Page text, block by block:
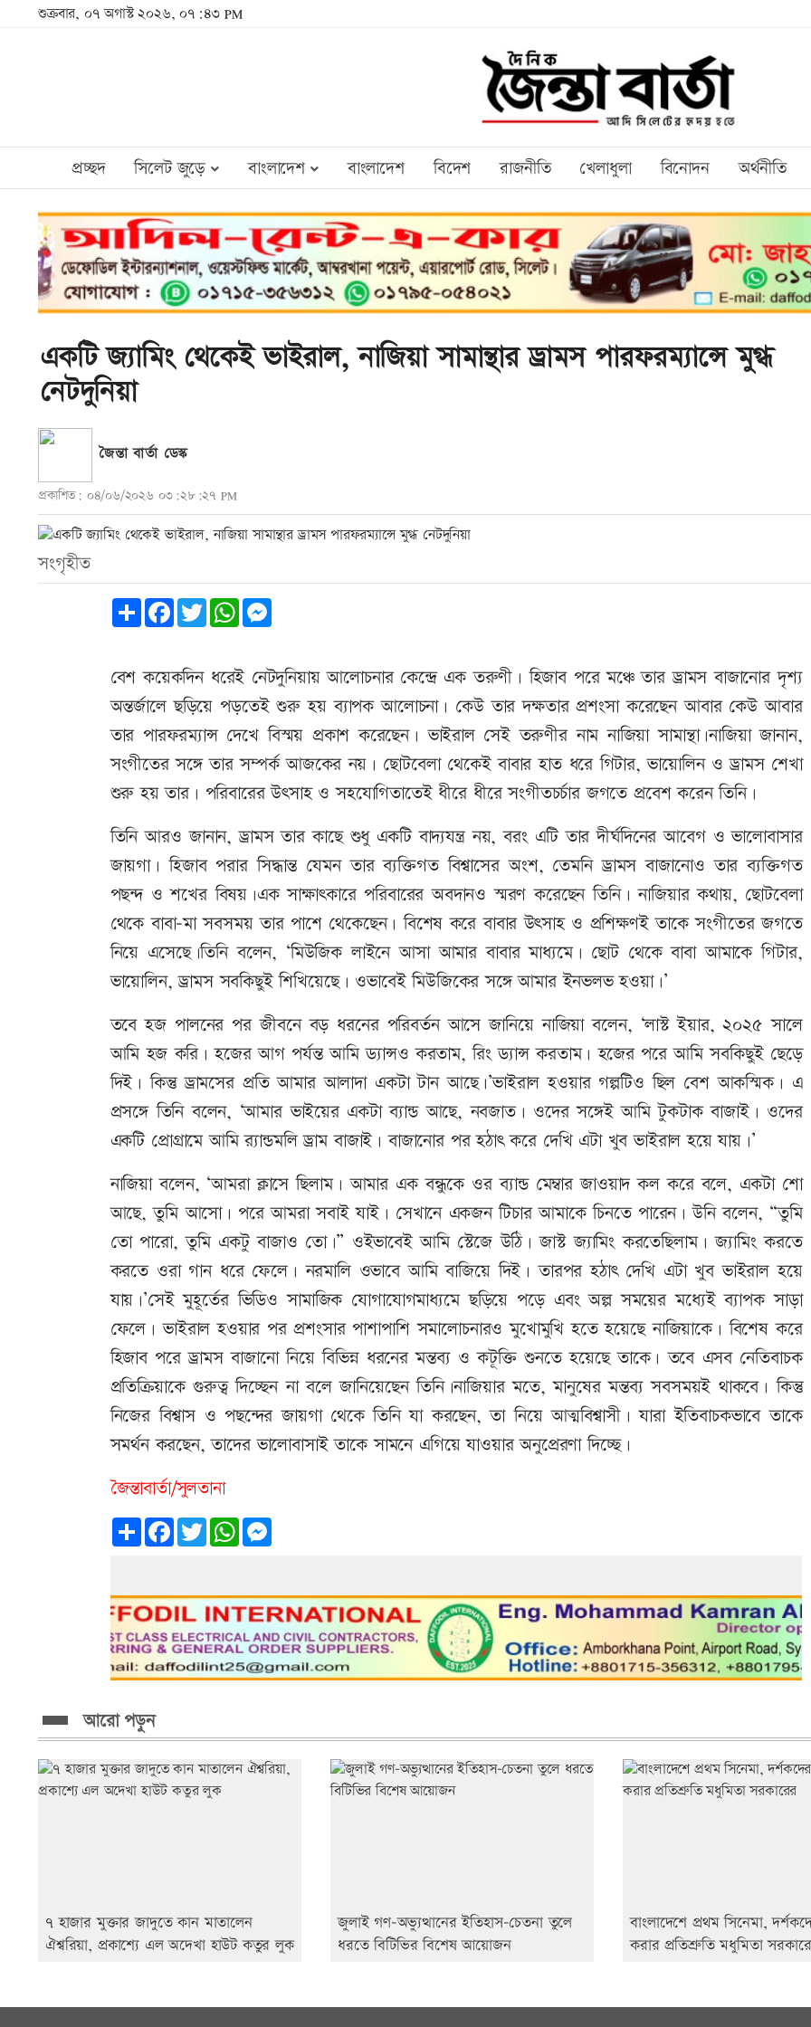
শুক্রবার, ০৭ অগাস্ট ২০২৬, ০৭:৪৩ PM
প্রচ্ছদ সিলেট জুড়ে বাংলাদেশ বাংলাদেশ বিদেশ রাজনীতি খেলাধুলা বিনোদন অর্থনীতি
একটি জ্যামিং থেকেই ভাইরাল, নাজিয়া সামান্থার ড্রামস পারফরম্যান্সে মুগ্ধ
নেটদুনিয়া
জৈন্তা বার্তা ডেস্ক
প্রকাশিত: ০৪/০৬/২০২৬ ০৩:২৮:২৭ PM
সংগৃহীত
Share FacebookTwitterWhatsAppMessenger
বেশ কয়েকদিন ধরেই নেটদুনিয়ায় আলোচনার কেন্দ্রে এক তরুণী। হিজাব পরে মঞ্চে তার ড্রামস বাজানোর দৃশ্য
অন্তর্জালে ছড়িয়ে পড়তেই শুরু হয় ব্যাপক আলোচনা। কেউ তার দক্ষতার প্রশংসা করেছেন আবার কেউ আবার
তার পারফরম্যান্স দেখে বিস্ময় প্রকাশ করেছেন। ভাইরাল সেই তরুণীর নাম নাজিয়া সামান্থা।নাজিয়া জানান,
সংগীতের সঙ্গে তার সম্পর্ক আজকের নয়। ছোটবেলা থেকেই বাবার হাত ধরে গিটার, ভায়োলিন ও ড্রামস শেখা
শুরু হয় তার। পরিবারের উৎসাহ ও সহযোগিতাতেই ধীরে ধীরে সংগীতচর্চার জগতে প্রবেশ করেন তিনি।
তিনি আরও জানান, ড্রামস তার কাছে শুধু একটি বাদ্যযন্ত্র নয়, বরং এটি তার দীর্ঘদিনের আবেগ ও ভালোবাসার
জায়গা। হিজাব পরার সিদ্ধান্ত যেমন তার ব্যক্তিগত বিশ্বাসের অংশ, তেমনি ড্রামস বাজানোও তার ব্যক্তিগত
পছন্দ ও শখের বিষয়।এক সাক্ষাৎকারে পরিবারের অবদানও স্মরণ করেছেন তিনি। নাজিয়ার কথায়, ছোটবেলা
থেকে বাবা-মা সবসময় তার পাশে থেকেছেন। বিশেষ করে বাবার উৎসাহ ও প্রশিক্ষণই তাকে সংগীতের জগতে
নিয়ে এসেছে।তিনি বলেন, ‘মিউজিক লাইনে আসা আমার বাবার মাধ্যমে। ছোট থেকে বাবা আমাকে গিটার,
ভায়োলিন, ড্রামস সবকিছুই শিখিয়েছে। ওভাবেই মিউজিকের সঙ্গে আমার ইনভলভ হওয়া।’
তবে হজ পালনের পর জীবনে বড় ধরনের পরিবর্তন আসে জানিয়ে নাজিয়া বলেন, ‘লাস্ট ইয়ার, ২০২৫ সালে
আমি হজ করি। হজের আগ পর্যন্ত আমি ড্যান্সও করতাম, রিং ড্যান্স করতাম। হজের পরে আমি সবকিছুই ছেড়ে
দিই। কিন্তু ড্রামসের প্রতি আমার আলাদা একটা টান আছে।’ভাইরাল হওয়ার গল্পটিও ছিল বেশ আকস্মিক। এ
প্রসঙ্গে তিনি বলেন, ‘আমার ভাইয়ের একটা ব্যান্ড আছে, নবজাত। ওদের সঙ্গেই আমি টুকটাক বাজাই। ওদের
একটি প্রোগ্রামে আমি র‌্যান্ডমলি ড্রাম বাজাই। বাজানোর পর হঠাৎ করে দেখি এটা খুব ভাইরাল হয়ে যায়।’
নাজিয়া বলেন, ‘আমরা ক্লাসে ছিলাম। আমার এক বন্ধুকে ওর ব্যান্ড মেম্বার জাওয়াদ কল করে বলে, একটা শো
আছে, তুমি আসো। পরে আমরা সবাই যাই। সেখানে একজন টিচার আমাকে চিনতে পারেন। উনি বলেন, “তুমি
তো পারো, তুমি একটু বাজাও তো।” ওইভাবেই আমি স্টেজে উঠি। জাস্ট জ্যামিং করতেছিলাম। জ্যামিং করতে
করতে ওরা গান ধরে ফেলে। নরমালি ওভাবে আমি বাজিয়ে দিই। তারপর হঠাৎ দেখি এটা খুব ভাইরাল হয়ে
যায়।’সেই মুহূর্তের ভিডিও সামাজিক যোগাযোগমাধ্যমে ছড়িয়ে পড়ে এবং অল্প সময়ের মধ্যেই ব্যাপক সাড়া
ফেলে। ভাইরাল হওয়ার পর প্রশংসার পাশাপাশি সমালোচনারও মুখোমুখি হতে হয়েছে নাজিয়াকে। বিশেষ করে
হিজাব পরে ড্রামস বাজানো নিয়ে বিভিন্ন ধরনের মন্তব্য ও কটূক্তি শুনতে হয়েছে তাকে। তবে এসব নেতিবাচক
প্রতিক্রিয়াকে গুরুত্ব দিচ্ছেন না বলে জানিয়েছেন তিনি।নাজিয়ার মতে, মানুষের মন্তব্য সবসময়ই থাকবে। কিন্তু
নিজের বিশ্বাস ও পছন্দের জায়গা থেকে তিনি যা করছেন, তা নিয়ে আত্মবিশ্বাসী। যারা ইতিবাচকভাবে তাকে
সমর্থন করছেন, তাদের ভালোবাসাই তাকে সামনে এগিয়ে যাওয়ার অনুপ্রেরণা দিচ্ছে।
জৈন্তাবার্তা/সুলতানা
Share FacebookTwitterWhatsAppMessenger
আরো পড়ুন
৭ হাজার মুক্তার জাদুতে কান মাতালেন
ঐশ্বরিয়া, প্রকাশ্যে এল অদেখা হাউট কতুর লুক
জুলাই গণ-অভ্যুত্থানের ইতিহাস-চেতনা তুলে
ধরতে বিটিভির বিশেষ আয়োজন
বাংলাদেশে প্রথম সিনেমা,
করার প্রতিশ্রুতি মধুমিতা